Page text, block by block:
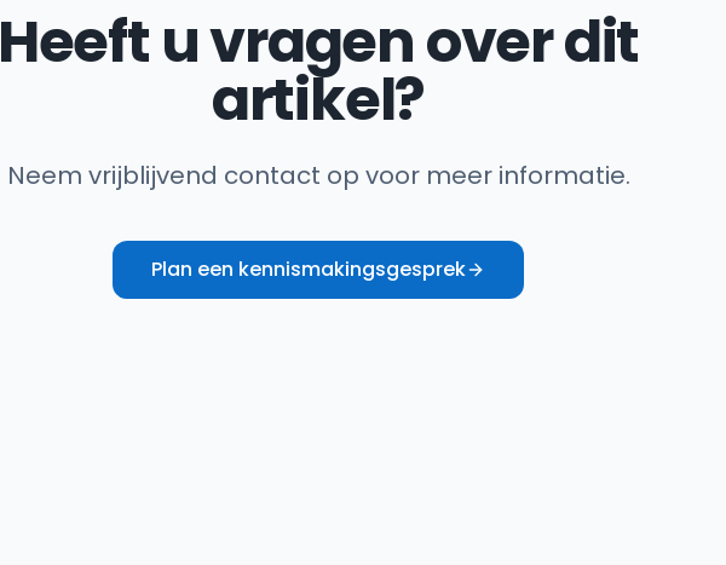
Heeft u vragen over dit
artikel?
Neem vrijblijvend contact op voor meer informatie.
Plan een kennismakingsgesprek